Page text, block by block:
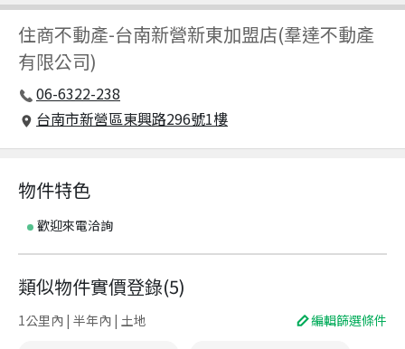
住商不動產-台南新營新東加盟店(羣達不動產
有限公司)
06-6322-238
台南市新營區東興路296號1樓
物件特色
歡迎來電洽詢
類似物件實價登錄(5)
1公里內 | 半年內 | 土地 編輯篩選條件